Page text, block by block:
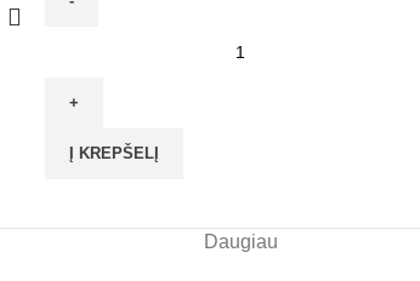
Kniedės
4.0*18mm,
Į KREPŠELĮ
Daugiau